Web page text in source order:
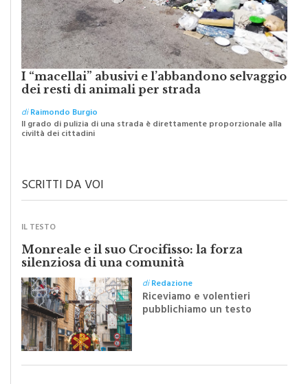
I “macellai” abusivi e l’abbandono selvaggio
dei resti di animali per strada
diRaimondo Burgio
SCRITTI DA VOI
IL TESTO
Monreale e il suo Crocifisso: la forza
silenziosa di una comunità
diRedazione
Riceviamo e volentieri
Sapienza all'indomani della